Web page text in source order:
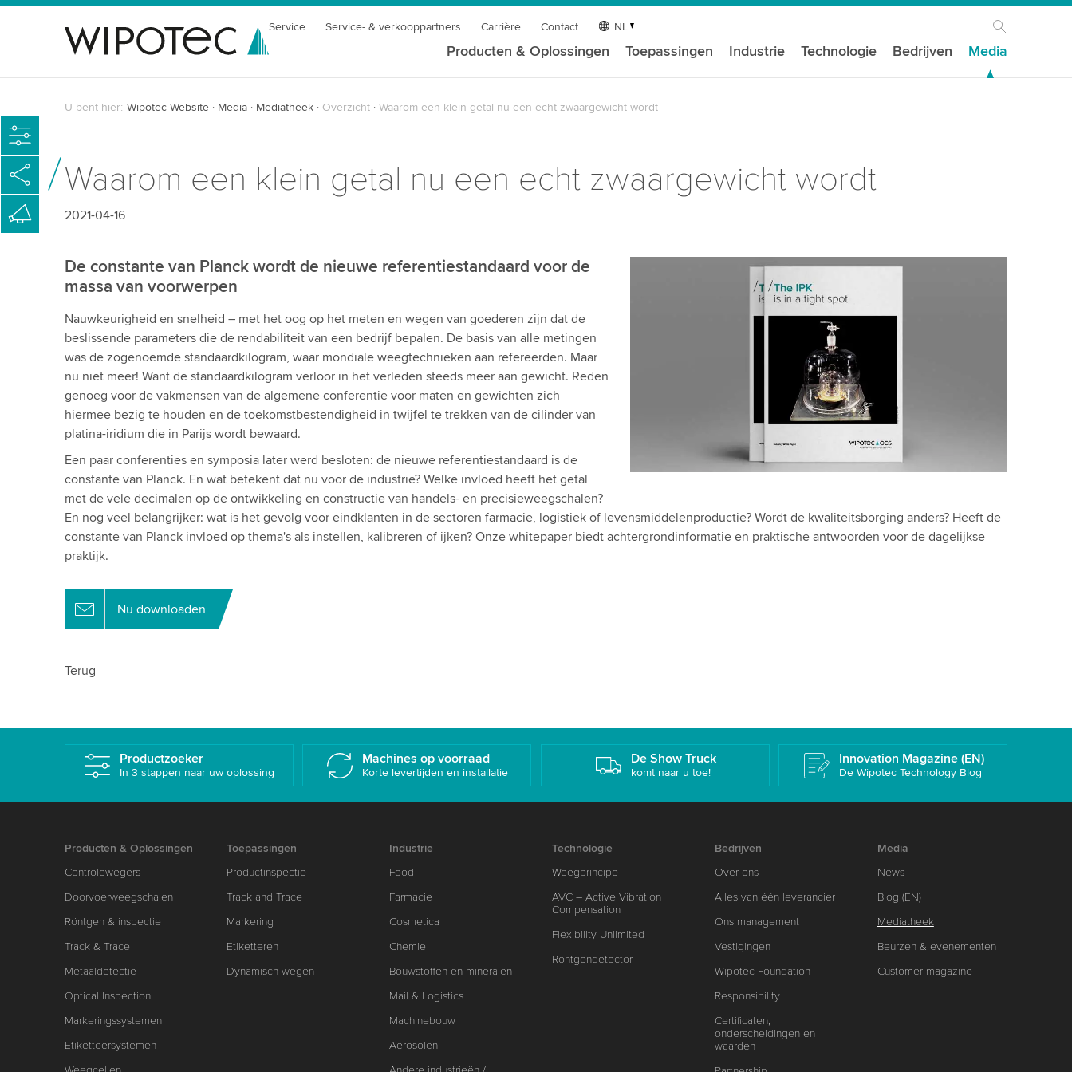
Service Service- & verkooppartners Carrière Contact NL
Producten & Oplossingen Toepassingen Industrie Technologie Bedrijven Media
U bent hier: Wipotec Website Media Mediatheek Overzicht Waarom een klein getal nu een echt zwaargewicht wordt
Waarom een klein getal nu een echt zwaargewicht wordt
2021-04-16
De constante van Planck wordt de nieuwe referentiestandaard voor de
massa van voorwerpen
Nauwkeurigheid en snelheid – met het oog op het meten en wegen van goederen zijn dat de
beslissende parameters die de rendabiliteit van een bedrijf bepalen. De basis van alle metingen
was de zogenoemde standaardkilogram, waar mondiale weegtechnieken aan refereerden. Maar
nu niet meer! Want de standaardkilogram verloor in het verleden steeds meer aan gewicht. Reden
genoeg voor de vakmensen van de algemene conferentie voor maten en gewichten zich
hiermee bezig te houden en de toekomstbestendigheid in twijfel te trekken van de cilinder van
platina-iridium die in Parijs wordt bewaard.
Een paar conferenties en symposia later werd besloten: de nieuwe referentiestandaard is de
constante van Planck. En wat betekent dat nu voor de industrie? Welke invloed heeft het getal
met de vele decimalen op de ontwikkeling en constructie van handels- en precisieweegschalen?
En nog veel belangrijker: wat is het gevolg voor eindklanten in de sectoren farmacie, logistiek of levensmiddelenproductie? Wordt de kwaliteitsborging anders? Heeft de
constante van Planck invloed op thema's als instellen, kalibreren of ijken? Onze whitepaper biedt achtergrondinformatie en praktische antwoorden voor de dagelijkse
praktijk.
Nu downloaden
Terug
Productzoeker
In 3 stappen naar uw oplossing
Machines op voorraad
Korte levertijden en installatie
De Show Truck
komt naar u toe!
Innovation Magazine (EN)
De Wipotec Technology Blog
Producten & Oplossingen
Controlewegers
Doorvoerweegschalen
Röntgen & inspectie
Track & Trace
Metaaldetectie
Optical Inspection
Markeringssystemen
Etiketteersystemen
Toepassingen
Productinspectie
Track and Trace
Markering
Etiketteren
Dynamisch wegen
Industrie
Food
Farmacie
Cosmetica
Chemie
Bouwstoffen en mineralen
Mail & Logistics
Machinebouw
Aerosolen
Technologie
Weegprincipe
AVC – Active Vibration
Compensation
Flexibility Unlimited
Röntgendetector
Bedrijven
Over ons
Alles van één leverancier
Ons management
Vestigingen
Wipotec Foundation
Responsibility
Certificaten,
onderscheidingen en
waarden
Media
News
Blog (EN)
Mediatheek
Beurzen & evenementen
Customer magazine